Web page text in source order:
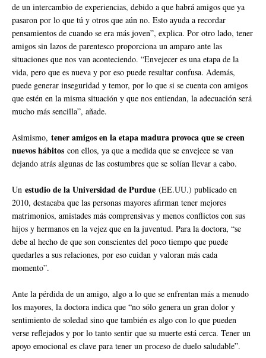
de un intercambio de experiencias, debido a que habrá amigos que ya
pasaron por lo que tú y otros que aún no. Esto ayuda a recordar
pensamientos de cuando se era más joven”, explica. Por otro lado, tener
amigos sin lazos de parentesco proporciona un amparo ante las
situaciones que nos van aconteciendo. “Envejecer es una etapa de la
vida, pero que es nueva y por eso puede resultar confusa. Además,
puede generar inseguridad y temor, por lo que si se cuenta con amigos
que estén en la misma situación y que nos entiendan, la adecuación será
mucho más sencilla”, añade.
Asimismo, tener amigos en la etapa madura provoca que se creen
nuevos hábitos con ellos, ya que a medida que se envejece se van
dejando atrás algunas de las costumbres que se solían llevar a cabo.
Un estudio de la Universidad de Purdue (EE.UU.) publicado en
2010, destacaba que las personas mayores afirman tener mejores
matrimonios, amistades más comprensivas y menos conflictos con sus
hijos y hermanos en la vejez que en la juventud. Para la doctora, “se
debe al hecho de que son conscientes del poco tiempo que puede
quedarles a sus relaciones, por eso cuidan y valoran más cada
momento”.
Ante la pérdida de un amigo, algo a lo que se enfrentan más a menudo
los mayores, la doctora indica que “no sólo genera un gran dolor y
sentimiento de soledad sino que también es algo con lo que pueden
verse reflejados y por lo tanto sentir que su muerte está cerca. Tener un
apoyo emocional es clave para tener un proceso de duelo saludable”.